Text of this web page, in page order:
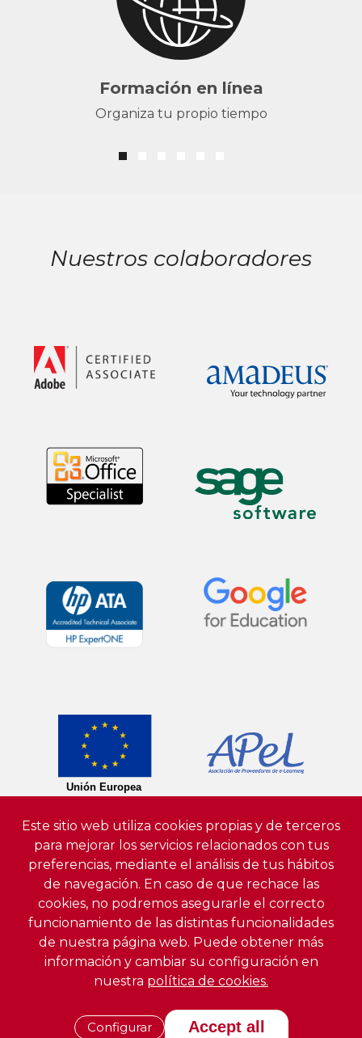
Formación en línea
Organiza tu propio tiempo
Nuestros colaboradores
Este sitio web utiliza cookies propias y de terceros
para mejorar los servicios relacionados con tus
preferencias, mediante el análisis de tus hábitos
de navegación. En caso de que rechace las
cookies, no podremos asegurarle el correcto
funcionamiento de las distintas funcionalidades
de nuestra página web. Puede obtener más
información y cambiar su configuración en
nuestra política de cookies.
Configurar
Accept all